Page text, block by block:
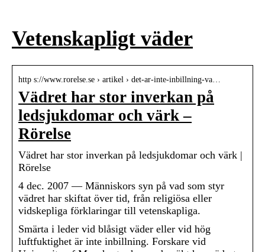
Vetenskapligt väder
http s://www.rorelse.se › artikel › det-ar-inte-inbillning-va…
Vädret har stor inverkan på
ledsjukdomar och värk –
Rörelse
Vädret har stor inverkan på ledsjukdomar och värk |
Rörelse
4 dec. 2007 — Människors syn på vad som styr
vädret har skiftat över tid, från religiösa eller
vidskepliga förklaringar till vetenskapliga.
Smärta i leder vid blåsigt väder eller vid hög
luftfuktighet är inte inbillning. Forskare vid